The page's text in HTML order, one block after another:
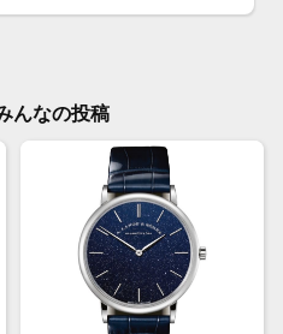
んなの投稿